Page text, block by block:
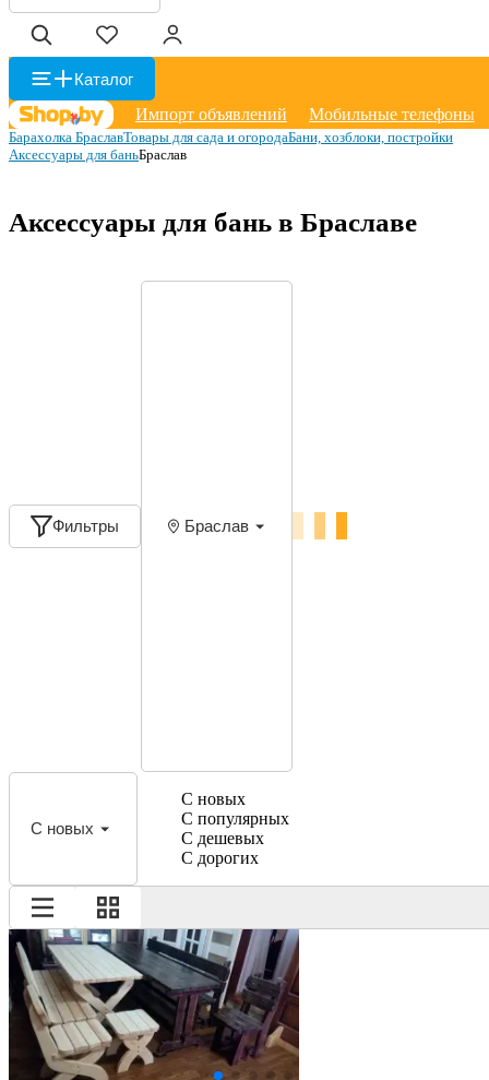
Каталог
Импорт объявлений
Мобильные телефоны
Барахолка БраславТовары для сада и огородаБани, хозблоки, постройки
Аксессуары для баньБраслав
Аксессуары для бань в Браславе
Фильтры Браслав
С новых
С новых
С популярных
С дешевых
С дорогих